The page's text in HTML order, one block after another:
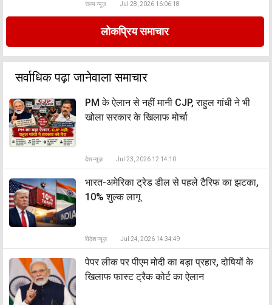
राज्य न्यूज़ Jul 28, 2026 16:06:18
लोकप्रिय समाचार
सर्वाधिक पढ़ा जानेवाला समाचार
PM के ऐलान से नहीं मानी CJP, राहुल गांधी ने भी
खोला सरकार के खिलाफ मोर्चा
देश न्यूज़ Jul 23, 2026 12:14:10
भारत-अमेरिका ट्रेड डील से पहले टैरिफ का झटका,
10% शुल्क लागू
विदेश न्यूज़ Jul 24, 2026 14:34:49
पेपर लीक पर पीएम मोदी का बड़ा प्रहार, दोषियों के
खिलाफ फास्ट ट्रैक कोर्ट का ऐलान